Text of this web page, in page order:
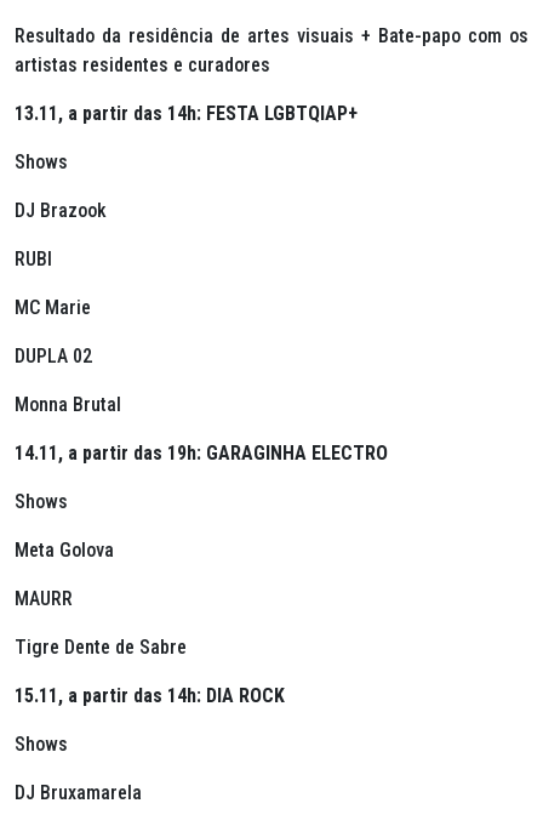
Resultado da residência de artes visuais + Bate-papo com os
artistas residentes e curadores
13.11, a partir das 14h: FESTA LGBTQIAP+
Shows
DJ Brazook
RUBI
MC Marie
DUPLA 02
Monna Brutal
14.11, a partir das 19h: GARAGINHA ELECTRO
Shows
Meta Golova
MAURR
Tigre Dente de Sabre
15.11, a partir das 14h: DIA ROCK
Shows
DJ Bruxamarela